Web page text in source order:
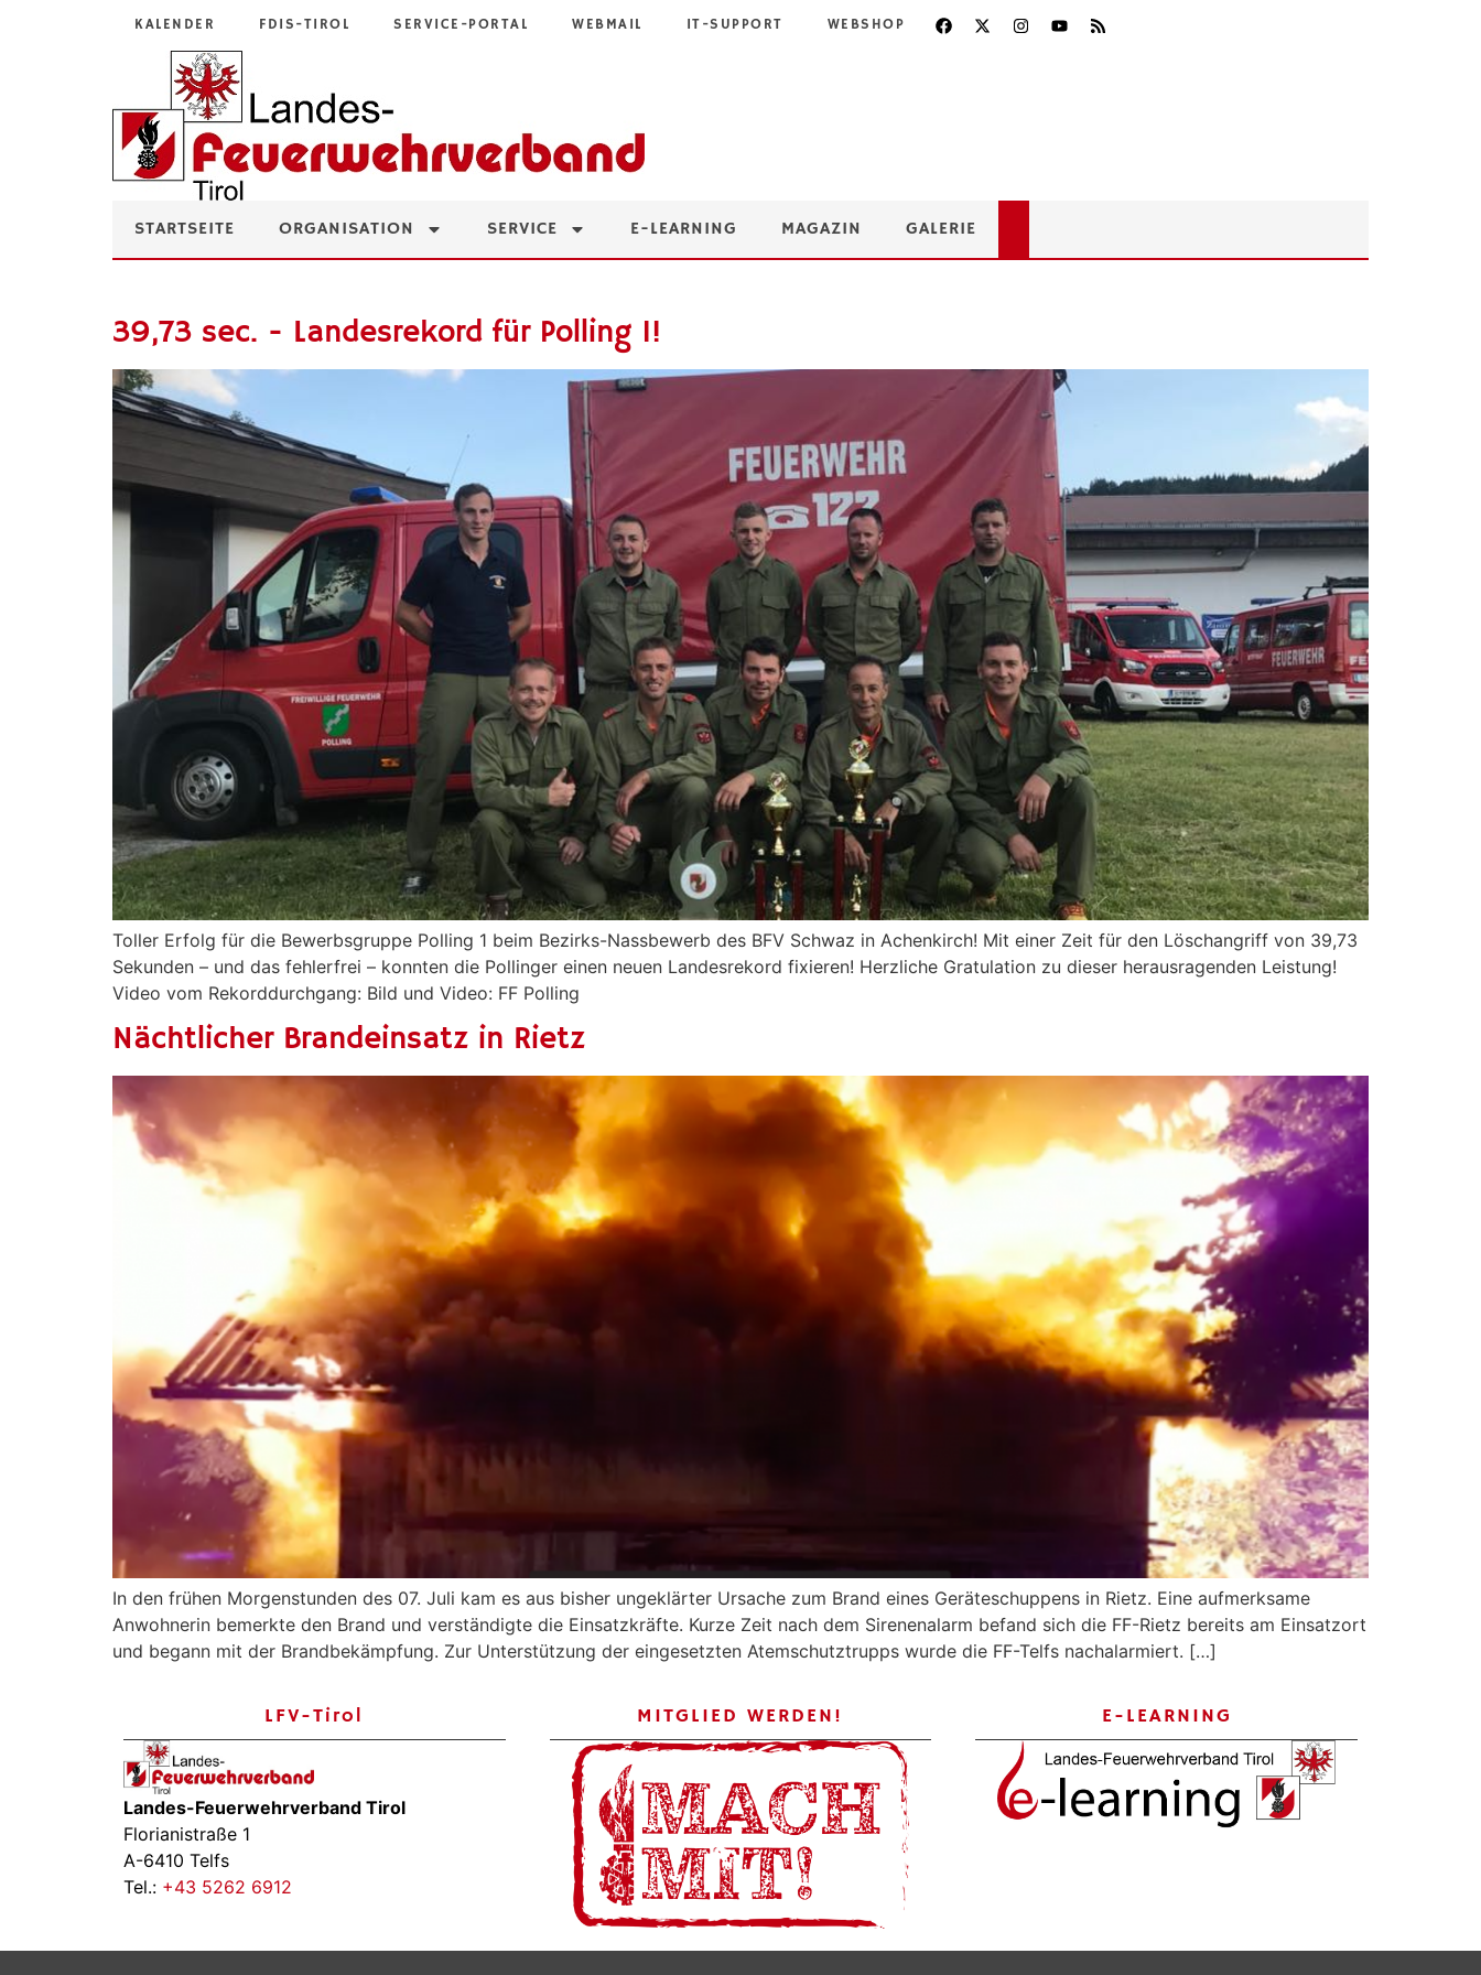
KALENDER FDIS-TIROL SERVICE-PORTAL WEBMAIL IT-SUPPORT WEBSHOP
STARTSEITE ORGANISATION SERVICE E-LEARNING MAGAZIN GALERIE
39,73 sec. - Landesrekord für Polling 1!
Toller Erfolg für die Bewerbsgruppe Polling 1 beim Bezirks-Nassbewerb des BFV Schwaz in Achenkirch! Mit einer Zeit für den Löschangriff von 39,73
Sekunden – und das fehlerfrei – konnten die Pollinger einen neuen Landesrekord fixieren! Herzliche Gratulation zu dieser herausragenden Leistung!
Video vom Rekorddurchgang: Bild und Video: FF Polling
Nächtlicher Brandeinsatz in Rietz
In den frühen Morgenstunden des 07. Juli kam es aus bisher ungeklärter Ursache zum Brand eines Geräteschuppens in Rietz. Eine aufmerksame
Anwohnerin bemerkte den Brand und verständigte die Einsatzkräfte. Kurze Zeit nach dem Sirenenalarm befand sich die FF-Rietz bereits am Einsatzort
und begann mit der Brandbekämpfung. Zur Unterstützung der eingesetzten Atemschutztrupps wurde die FF-Telfs nachalarmiert. […]
LFV-Tirol
Landes-Feuerwehrverband Tirol
Florianistraße 1
A-6410 Telfs
Tel.: +43 5262 6912
MITGLIED WERDEN! E-LEARNING